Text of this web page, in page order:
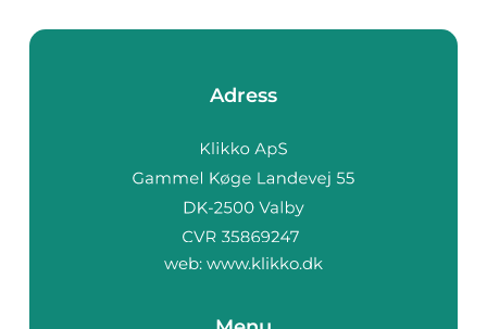
Adress
web: www.klikko.dk